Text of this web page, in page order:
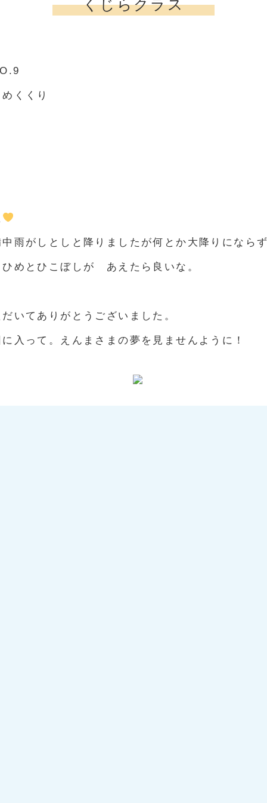
くじらクラス
くくり
雨がしとしと降りましたが何とか大降りになら
ひめとひこぼしが あえたら良いな。
いてありがとうございました。
入って。えんまさまの夢を見ませんように！